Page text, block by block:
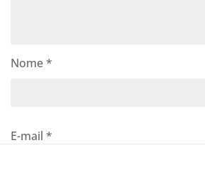
Nome*
E-mail *